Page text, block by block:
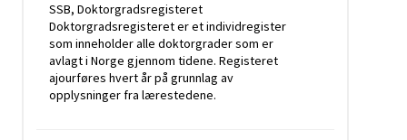
SSB, Doktorgradsregisteret
Doktorgradsregisteret er et individregister
som inneholder alle doktorgrader som er
avlagt i Norge gjennom tidene. Registeret
ajourføres hvert år på grunnlag av
opplysninger fra lærestedene.